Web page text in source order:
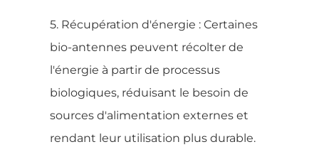
5. Récupération d'énergie : Certaines
bio-antennes peuvent récolter de
l'énergie à partir de processus
biologiques, réduisant le besoin de
sources d'alimentation externes et
rendant leur utilisation plus durable.